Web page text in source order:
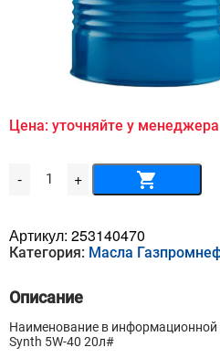
Цена: уточняйте у менеджера
- Количество
товара
Energy
F
Synth
20л
+
Артикул: 253140470
Категория: Масла
Описание
Наименование в информационной
Synth 5W-40 20л#